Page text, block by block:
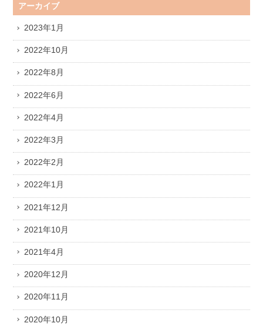
アーカイブ
2023年1月
2022年10月
2022年8月
2022年6月
2022年4月
2022年3月
2022年2月
2022年1月
2021年12月
2021年10月
2021年4月
2020年12月
2020年11月
2020年10月